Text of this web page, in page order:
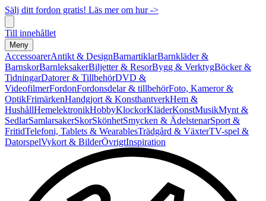
Sälj ditt fordon gratis! Läs mer om hur ->
Till innehållet
Meny
AccessoarerAntikt & DesignBarnartiklarBarnkläder &
BarnskorBarnleksakerBiljetter & ResorBygg & VerktygBöcker &
TidningarDatorer & TillbehörDVD &
VideofilmerFordonFordonsdelar & tillbehörFoto, Kameror &
OptikFrimärkenHandgjort & KonsthantverkHem &
HushållHemelektronikHobbyKlockorKläderKonstMusikMynt &
SedlarSamlarsakerSkorSkönhetSmycken & ÄdelstenarSport &
FritidTelefoni, Tablets & WearablesTrädgård & VäxterTV-spel &
DatorspelVykort & BilderÖvrigtInspiration